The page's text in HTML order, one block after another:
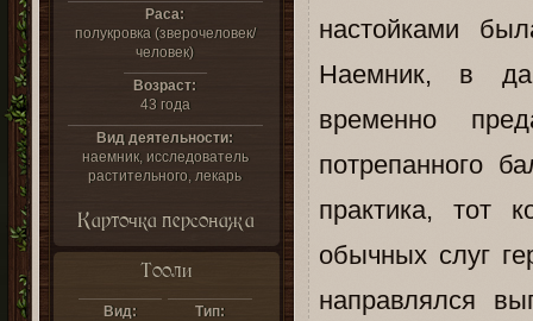
Раса:
полукровка (зверочеловек/
человек)
Возраст:
43 года
Вид деятельности:
наемник, исследователь
растительного, лекарь
Карточка персонажа
Тооли
Вид:
Тип:
настойками
Наемник, в
временно
потрепанного
практика, тот
обычных слуг
направлялся